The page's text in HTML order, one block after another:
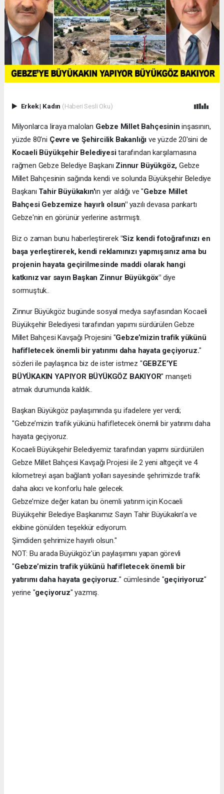
Erkek| Kadın (Haberi Sesli Oku)
Milyonlarca liraya malolan Gebze Millet Bahçesinin inşasının,
yüzde 80'ni Çevre ve Şehircilik Bakanlığı ve yüzde 20'sini de
Kocaeli Büyükşehir Belediyesitarafından karşılamasına
rağmen Gebze Belediye Başkanı Zinnur Büyükgöz, Gebze
Millet Bahçesinin sağında kendi ve solunda Büyükşehir Belediye
Başkanı Tahir Büyükakın'ın yer aldığı ve "Gebze Millet
Bahçesi Gebzemize hayırlı olsun"yazılı devasa pankartı
Gebze'nin en görünür yerlerine astırmıştı.
Biz o zaman bunu haberleştirerek "Siz kendi fotoğrafınızı en
başa yerleştirerek, kendi reklamınızı yapmışsınız ama bu
projenin hayata geçirilmesinde maddi olarak hangi
katkınız var sayın Başkan Zinnur Büyükgöx" diye
sormuştuk..
Zinnur Büyükgöz bugünde sosyal medya sayfasından Kocaeli
Büyükşehir Belediyesi tarafından yapımı sürdürülen Gebze
Millet Bahçesi Kavşağı Projesini "Gebze’mizin trafik yükünü
hafifletecek önemli bir yatırımı daha hayata geçiyoruz."
sözleri ile paylaşınca biz de ister istmez "GEBZE’YE
BÜYÜKAKIN YAPIYOR BÜYÜKGÖZ BAKIYOR" manşeti
atmak durumunda kaldık..
Başkan Büyükgöz paylaşımında şu ifadelere yer verdi;
"Gebze’mizin trafik yükünü hafifletecek önemli bir yatırımı daha
hayata geçiyoruz.
Kocaeli Büyükşehir Belediyemiz tarafından yapımı sürdürülen
Gebze Millet Bahçesi Kavşağı Projesi ile 2 yeni altgeçit ve 4
kilometreyi aşan bağlantı yolları sayesinde şehrimizde trafik
daha akıcı ve konforlu hale gelecek.
Gebze’mize değer katan bu önemli yatırım için Kocaeli
Büyükşehir Belediye Başkanımız Sayın Tahir Büyükakın’a ve
ekibine gönülden teşekkür ediyorum.
Şimdiden şehrimize hayırlı olsun."
NOT: Bu arada Büyükgöz'ün paylaşımını yapan görevli
"Gebze’mizin trafik yükünü hafifletecek önemli bir
yatırımı daha hayata geçiyoruz." cümlesinde "geçiriyoruz"
yerine "geçiyoruz" yazmış.